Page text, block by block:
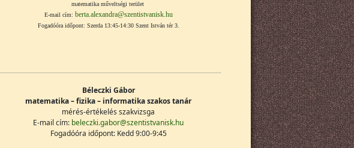
matematika műveltségi terület
E-mail cím: berta.alexandra@szentistvanisk.hu
Fogadóóra időpont: Szerda 13:45-14:30 Szent István tér 3.
Béleczki Gábor
matematika – fizika – informatika szakos tanár
mérés-értékelés szakvizsga
E-mail cím: beleczki.gabor@szentistvanisk.hu
Fogadóóra időpont: Kedd 9:00-9:45